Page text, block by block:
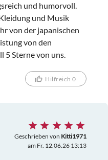
und humorvoll.
und Musik
von der japanischen
von den
5 Sterne von uns.
Hilfreich 0
Geschrieben von Kitti1971
am Fr. 12.06.26 13:13